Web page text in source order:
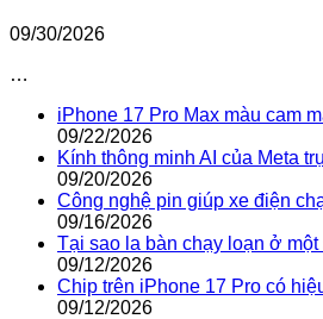
09/30/2026
…
iPhone 17 Pro Max màu cam
09/22/2026
Kính thông minh AI của Meta
09/20/2026
Công nghệ pin giúp xe điện
09/16/2026
Tại sao la bàn chạy loạn ở
09/12/2026
Chip trên iPhone 17 Pro có
09/12/2026